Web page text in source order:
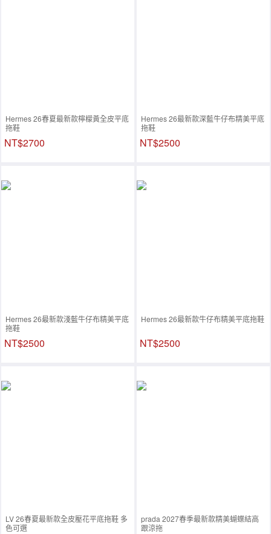
Hermes 26春夏最新款檸檬黃全皮平底
拖鞋
NT$2700
Hermes 26最新款深藍牛仔布精美平底
拖鞋
NT$2500
Hermes 26最新款淺藍牛仔布精美平底
拖鞋
NT$2500
Hermes 26最新款牛仔布精美平底拖鞋
NT$2500
LV 26春夏最新款全皮壓花平底拖鞋 多
色可選
prada 2027春季最新款精美蝴蝶結高
跟涼拖